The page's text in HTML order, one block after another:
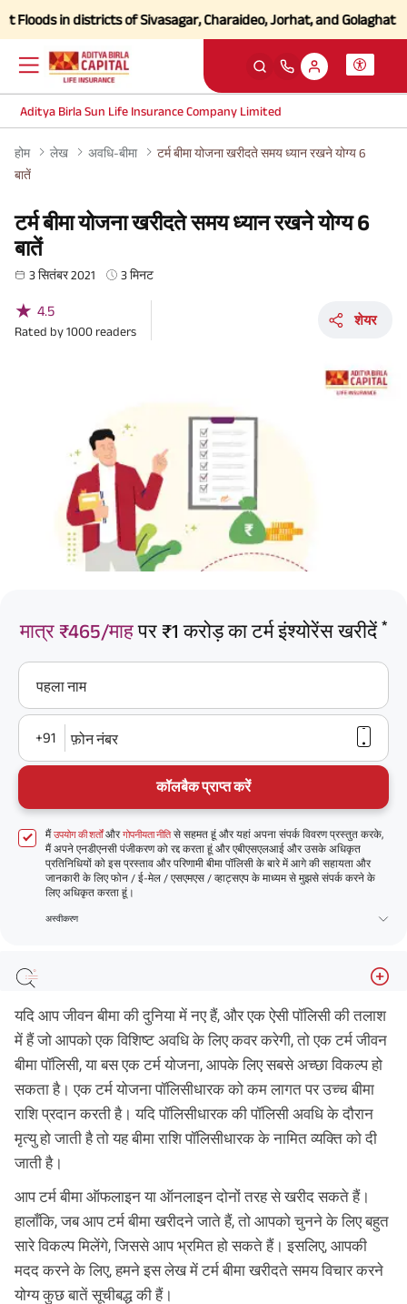
in districts of Sivasagar, Charaideo, Jorhat, and Golaghat of
Aditya Birla Sun Life Insurance Company Limited
होम लेख अवधि-बीमा
टर्म बीमा योजना खरीदते समय ध्यान रखने योग्य 6
बातें
टर्म बीमा योजना खरीदते समय ध्यान रखने योग्य 6
बातें
3 सितंबर 2021 3 मिनट
★ 4.5
Rated by1000 readers
शेयर
मात्र ₹465/माहपर ₹1 करोड़ का टर्म इंश्योरेंस खरीदें *
पहला नाम
+91 फ़ोन नंबर
कॉलबैक प्राप्त करें
मैंउपयोग की शर्तोंऔरगोपनीयता नीतिसे सहमत हूं और यहां अपना संपर्क विवरण प्रस्तुत करके,
मैं अपने एनडीएनसी पंजीकरण को रद्द करता हूं और एबीएसएलआई और उसके अधिकृत
प्रतिनिधियों को इस प्रस्ताव और परिणामी बीमा पॉलिसी के बारे में आगे की सहायता और
जानकारी के लिए फोन / ई-मेल / एसएमएस / व्हाट्सएप के माध्यम से मुझसे संपर्क करने के
लिए अधिकृत करता हूं।
अस्वीकरण
किफायती लागत पर अधिकतम कवरेज
फ्लेक्सिबल भुगतान अवधि
राइडर्स
दावा निपटान अनुपात
यदि आप जीवन बीमा की दुनिया में नए हैं, और एक ऐसी पॉलिसी की तलाश
में हैं जो आपको एक विशिष्ट अवधि के लिए कवर करेगी, तो एक टर्म जीवन
बीमा पॉलिसी, या बस एक टर्म योजना, आपके लिए सबसे अच्छा विकल्प हो
सकता है। एक टर्म योजना पॉलिसीधारक को कम लागत पर उच्च बीमा
राशि प्रदान करती है। यदि पॉलिसीधारक की पॉलिसी अवधि के दौरान
मृत्यु हो जाती है तो यह बीमा राशि पॉलिसीधारक के नामित व्यक्ति को दी
जाती है।
आप टर्म बीमा ऑफलाइन या ऑनलाइन दोनों तरह से खरीद सकते हैं।
हालाँकि, जब आप टर्म बीमा खरीदने जाते हैं, तो आपको चुनने के लिए बहुत
सारे विकल्प मिलेंगे, जिससे आप भ्रमित हो सकते हैं। इसलिए, आपकी
मदद करने के लिए, हमने इस लेख में टर्म बीमा खरीदते समय विचार करने
योग्य कुछ बातें सूचीबद्ध की हैं।